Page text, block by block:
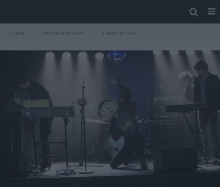
Home Weitere Artikel Gewinnspiel